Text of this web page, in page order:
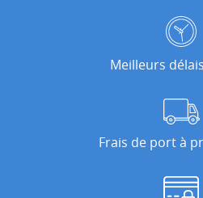
Meilleurs
Frais de port à